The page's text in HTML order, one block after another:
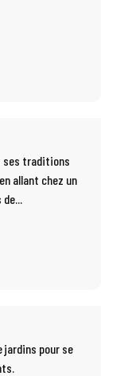
ses traditions
allant chez un
jardins pour se